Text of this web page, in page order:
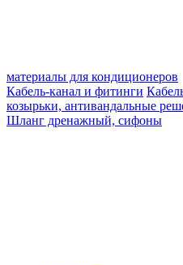
материалы для кондиционеров
Кабель-канал и фитинги
козырьки, антивандальные
Шланг дренажный, сифоны